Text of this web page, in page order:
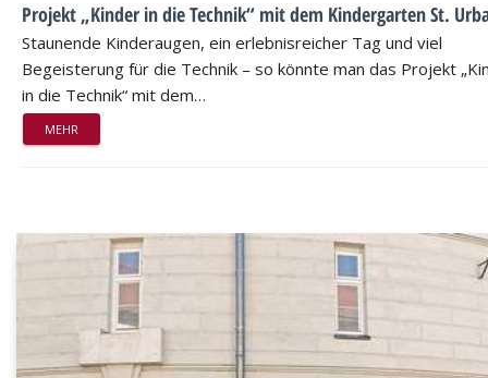
Projekt „Kinder in die Technik“ mit dem Kindergarten St.
Staunende Kinderaugen, ein erlebnisreicher Tag und viel
Begeisterung für die Technik – so könnte man das Projekt
in die Technik“ mit dem…
MEHR